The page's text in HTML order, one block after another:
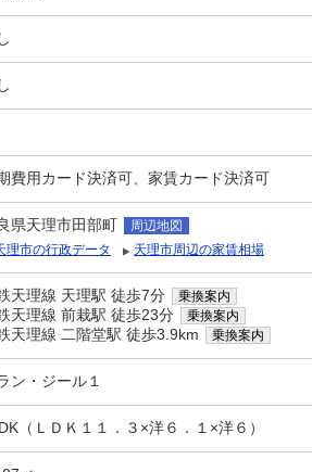
費用カード決済可、家賃カード決済可
県天理市田部町
周辺地図
理市の行政データ
天理市周辺の家賃相場
天理線 天理駅 徒歩7分 乗換案内
天理線 前栽駅 徒歩23分 乗換案内
天理線 二階堂駅 徒歩3.9km 乗換案内
ン・ジール１
（ＬＤＫ１１．３×洋６．１×洋６）